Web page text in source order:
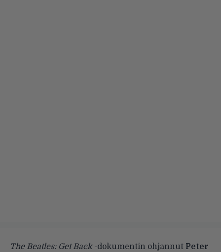
The Beatles: Get Back-dokumentin ohjannut Peter